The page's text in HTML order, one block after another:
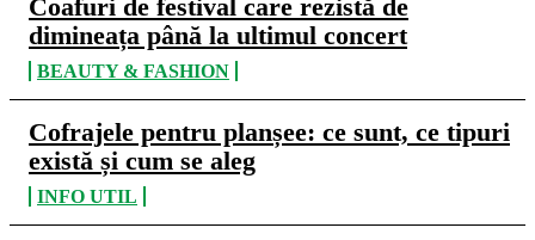
Coafuri de festival care rezistă de
dimineața până la ultimul concert
BEAUTY & FASHION
Cofrajele pentru planșee: ce sunt, ce tipuri
există și cum se aleg
INFO UTIL